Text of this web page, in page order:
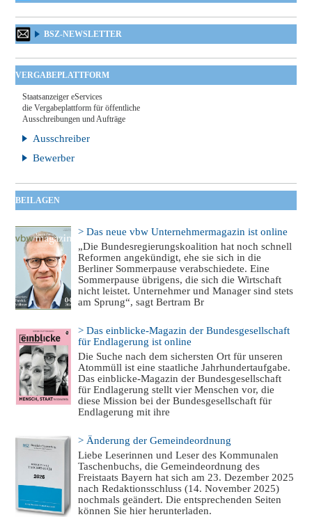
BSZ-NEWSLETTER
VERGABEPLATTFORM
Staatsanzeiger eServices
die Vergabeplattform für öffentliche
Ausschreibungen und Aufträge
Ausschreiber
Bewerber
BEILAGEN
> Das neue vbw Unternehmermagazin ist online
„Die Bundesregierungskoalition hat noch schnell
Reformen angekündigt, ehe sie sich in die
Berliner Sommerpause verabschiedete. Eine
Sommerpause übrigens, die sich die Wirtschaft
nicht leistet. Unternehmer und Manager sind stets
am Sprung“, sagt Bertram Br
> Das einblicke-Magazin der Bundesgesellschaft
für Endlagerung ist online
Die Suche nach dem sichersten Ort für unseren
Atommüll ist eine staatliche Jahrhundertaufgabe.
Das einblicke-Magazin der Bundesgesellschaft
für Endlagerung stellt vier Menschen vor, die
diese Mission bei der Bundesgesellschaft für
Endlagerung mit ihre
> Änderung der Gemeindeordnung
Liebe Leserinnen und Leser des Kommunalen
Taschenbuchs, die Gemeindeordnung des
Freistaats Bayern hat sich am 23. Dezember 2025
nach Redaktionsschluss (14. November 2025)
nochmals geändert. Die entsprechenden Seiten
können Sie hier herunterladen.